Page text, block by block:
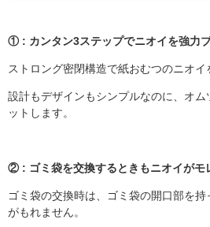
① : カンタン3ステップでニオイを強力
ストロング密閉構造で紙おむつのニオイ
設計もデザインもシンプルなのに、オム
ットします。
② : ゴミ袋を交換するときもニオイがモ
ゴミ袋の交換時は、ゴミ袋の開口部を
がもれません。